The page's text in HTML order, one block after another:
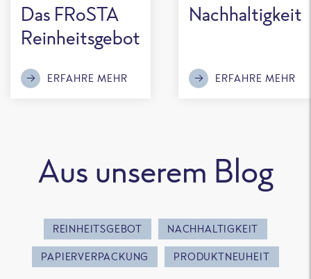
Das FRoSTA
Reinheitsgebot
ERFAHRE MEHR
Nachhaltigkeit
ERFAHRE MEHR
Aus unserem Blog
REINHEITSGEBOT NACHHALTIGKEIT
PAPIERVERPACKUNG PRODUKTNEUHEIT